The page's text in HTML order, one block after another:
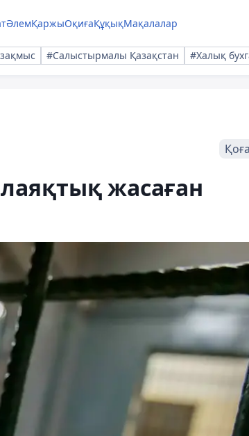
ӘлемҚаржыОқиғаҚұқықМақалалар
#Салыстырмалы Қазақстан #Халық
жасаған